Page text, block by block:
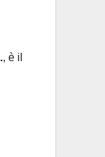
, è il